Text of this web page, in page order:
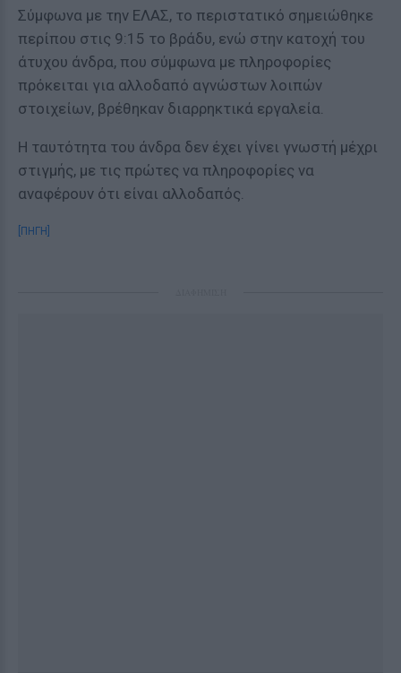
Σύμφωνα με την ΕΛΑΣ, το περιστατικό σημειώθηκε
περίπου στις 9:15 το βράδυ, ενώ στην κατοχή του
άτυχου άνδρα, που σύμφωνα με πληροφορίες
πρόκειται για αλλοδαπό αγνώστων λοιπών
στοιχείων, βρέθηκαν διαρρηκτικά εργαλεία.
Η ταυτότητα του άνδρα δεν έχει γίνει γνωστή μέχρι
στιγμής, με τις πρώτες να πληροφορίες να
αναφέρουν ότι είναι αλλοδαπός.
[ΠΗΓΗ]